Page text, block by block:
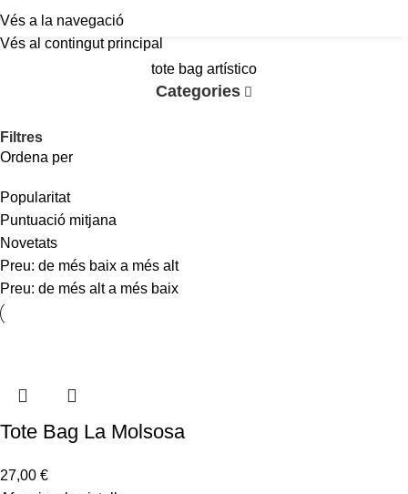
Vés a la navegació
Vés al contingut principal
tote bag artístico
Categories
Filtres
Ordena per
Popularitat
Puntuació mitjana
Novetats
Preu: de més baix a més alt
Preu: de més alt a més baix
Tote Bag La Molsosa
27,00 €